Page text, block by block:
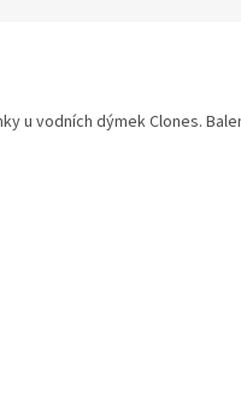
u vodních dýmek Clones.